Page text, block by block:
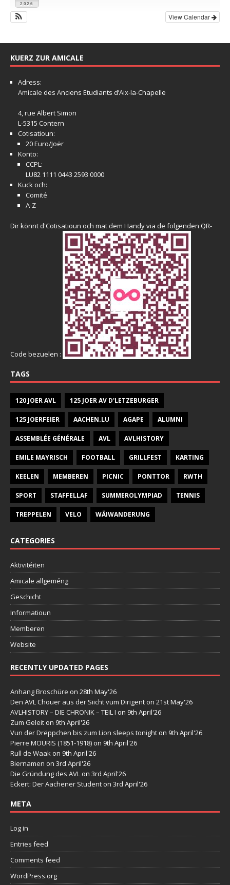
2026
View Calendar
KUERZ ZUR AMICALE
Adress:
Amicale des Anciens Etudiants d’Aix-la-Chapelle
4, rue Albert Simon
L-5315 Contern
Cotisatioun:
20 Euro/Joër
Konto:
CCPL:
LU82 1111 0443 2593 0000
Kuck och:
Comité
A-Z
Dir könnt d'Cotisatioun och mat dem Handy via de folgenden QR-
Code bezuelen :
TAGS
120 JOER AVL 125 JOER AV D'LETZEBURGER
125 JOERFEIER AACHEN.LU AGAPE ALUMNI
ASSEMBLÉE GÉNÉRALE AVL AVLHISTORY
EMILE MAYRISCH FOOTBALL GRILLFEST KARTING
KEELEN MEMBEREN PICNIC PONTTOR RWTH
SPORT STAFFELLAF SUMMEROLYMPIAD TENNIS
TREPPELEN VELO WÄIWANDERUNG
CATEGORIES
Aktivitéiten
Amicale allgeméng
Geschicht
Informatioun
Memberen
Website
RECENTLY UPDATED PAGES
Anhang Broschüre on 28th May'26
Den AVL Chouer aus der Siicht vum Dirigent on 21st May'26
AVLHISTORY – DIE CHRONIK – TEIL I on 9th April'26
Zum Geleit on 9th April'26
Vun der Drëppchen bis zum Lion sleeps tonight on 9th April'26
Pierre MOURIS (1851-1918) on 9th April'26
Rull de Waak on 9th April'26
Biernamen on 3rd April'26
Die Gründung des AVL on 3rd April'26
Eckert: Der Aachener Student on 3rd April'26
META
Log in
Entries feed
Comments feed
WordPress.org